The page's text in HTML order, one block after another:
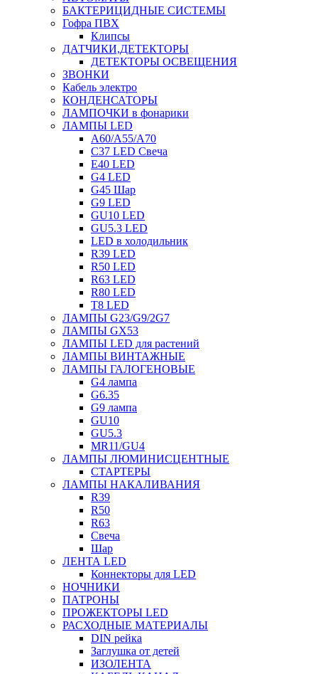
БАКТЕРИЦИДНЫЕ СИСТЕМЫ
Гофра ПВХ
Клипсы
ДАТЧИКИ,ДЕТЕКТОРЫ
ДЕТЕКТОРЫ ОСВЕЩЕНИЯ
ЗВОНКИ
Кабель электро
КОНДЕНСАТОРЫ
ЛАМПОЧКИ в фонарики
ЛАМПЫ LED
A60/A55/A70
C37 LED Свеча
E40 LED
G4 LED
G45 Шар
G9 LED
GU10 LED
GU5.3 LED
LED в холодильник
R39 LED
R50 LED
R63 LED
R80 LED
T8 LED
ЛАМПЫ G23/G9/2G7
ЛАМПЫ GX53
ЛАМПЫ LED для растений
ЛАМПЫ ВИНТАЖНЫЕ
ЛАМПЫ ГАЛОГЕНОВЫЕ
G4 лампа
G6.35
G9 лампа
GU10
GU5.3
MR11/GU4
ЛАМПЫ ЛЮМИНИСЦЕНТНЫЕ
СТАРТЕРЫ
ЛАМПЫ НАКАЛИВАНИЯ
R39
R50
R63
Свеча
Шар
ЛЕНТА LED
Коннекторы для LED
НОЧНИКИ
ПАТРОНЫ
ПРОЖЕКТОРЫ LED
РАСХОДНЫЕ МАТЕРИАЛЫ
DIN рейка
Заглушка от детей
ИЗОЛЕНТА